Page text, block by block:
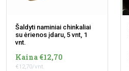
Šaldyti naminiai chinkaliai
su ėrienos įdaru, 5 vnt, 1
vnt.
Kaina €12,70
€12,70/vnt.